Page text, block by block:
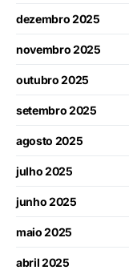
dezembro 2025
novembro 2025
outubro 2025
setembro 2025
agosto 2025
julho 2025
junho 2025
maio 2025
abril 2025